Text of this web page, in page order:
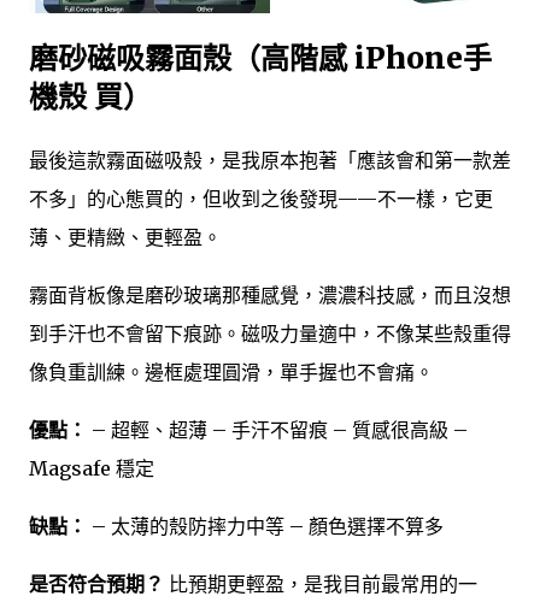
磨砂磁吸霧面殼（高階感 iPhone手
機殼 買）
最後這款霧面磁吸殼，是我原本抱著「應該會和第一款差
不多」的心態買的，但收到之後發現——不一樣，它更
薄、更精緻、更輕盈。
霧面背板像是磨砂玻璃那種感覺，濃濃科技感，而且沒想
到手汗也不會留下痕跡。磁吸力量適中，不像某些殼重得
像負重訓練。邊框處理圓滑，單手握也不會痛。
優點： – 超輕、超薄 – 手汗不留痕 – 質感很高級 –
Magsafe 穩定
缺點： – 太薄的殼防摔力中等 – 顏色選擇不算多
是否符合預期？ 比預期更輕盈，是我目前最常用的一